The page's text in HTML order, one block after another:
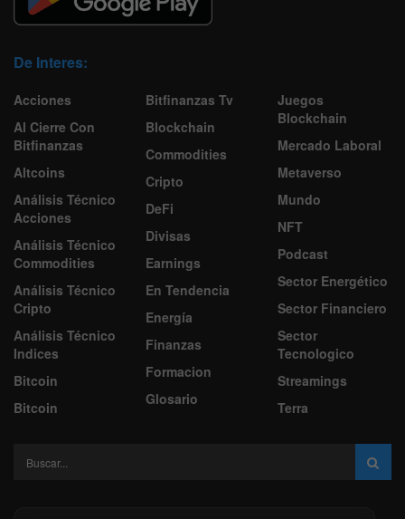
De Interes:
Acciones
Al Cierre Con
Bitfinanzas
Altcoins
Análisis Técnico
Acciones
Análisis Técnico
Commodities
Análisis Técnico
Cripto
Análisis Técnico
Indices
Bitcoin
Bitcoin
Bitfinanzas Tv
Blockchain
Commodities
Cripto
DeFi
Divisas
Earnings
En Tendencia
Energía
Finanzas
Formacion
Glosario
Juegos
Blockchain
Mercado Laboral
Metaverso
Mundo
NFT
Podcast
Sector Energético
Sector Financiero
Sector
Tecnologico
Streamings
Terra